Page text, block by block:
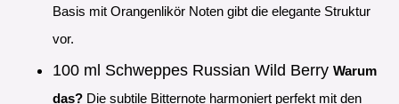
Basis mit Orangenlikör Noten gibt die elegante Struktur
vor.
100 ml Schweppes Russian Wild Berry Warum
das? Die subtile Bitternote harmoniert perfekt mit den